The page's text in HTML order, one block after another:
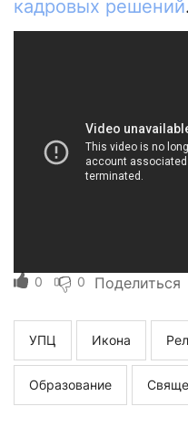
кадровых решений.
0 0 Поделиться
УПЦ Икона
Образование